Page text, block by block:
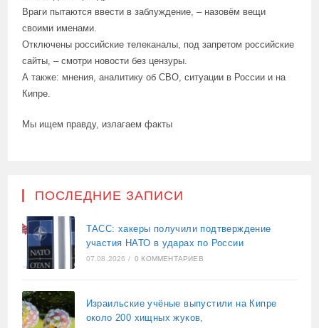
Враги пытаются ввести в заблуждение, – назовём вещи
своими именами.
Отключены российские телеканалы, под запретом российские
сайты, – смотри новости без цензуры.
А также: мнения, аналитику об СВО, ситуации в России и на
Кипре.
Мы ищем правду, излагаем факты
ПОСЛЕДНИЕ ЗАПИСИ
ТАСС: хакеры получили подтверждение
участия НАТО в ударах по России
07.08.2026 / 0 КОММЕНТАРИЕВ
Израильские учёные выпустили на Кипре
около 200 хищных жуков,